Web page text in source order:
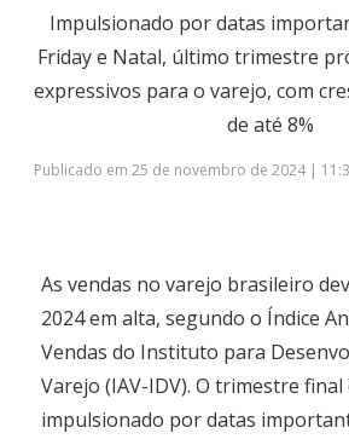
Impulsionado por datas
Friday e Natal, último trimestre
expressivos para o varejo, com
de até 8%
Publicado em 25 de novembro de 2024 |
As vendas no varejo brasileiro
2024 em alta, segundo o Índice
Vendas do Instituto para
Varejo (IAV-IDV). O trimestre final
impulsionado por datas